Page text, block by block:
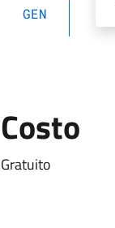
GEN
Costo
Gratuito